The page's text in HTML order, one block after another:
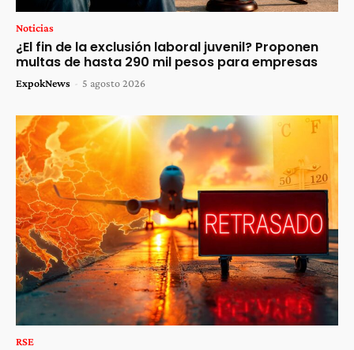
Noticias
¿El fin de la exclusión laboral juvenil? Proponen
multas de hasta 290 mil pesos para empresas
ExpokNews - 5 agosto 2026
RSE